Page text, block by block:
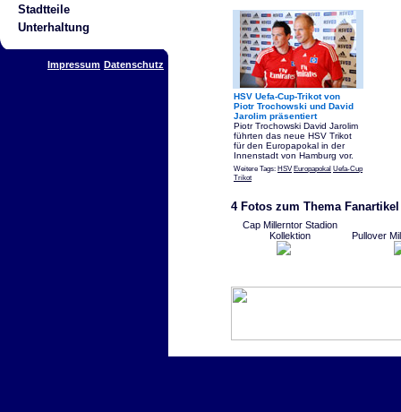
Stadtteile
Unterhaltung
Impressum Datenschutz
HSV Uefa-Cup-Trikot von
Piotr Trochowski und David
Jarolim präsentiert
Piotr Trochowski David Jarolim
führten das neue HSV Trikot
für den Europapokal in der
Innenstadt von Hamburg vor.
Weitere Tags: HSV Europapokal Uefa-Cup
Trikot
4 Fotos zum Thema Fanartikel
Cap Millerntor Stadion
Kollektion
Pullover